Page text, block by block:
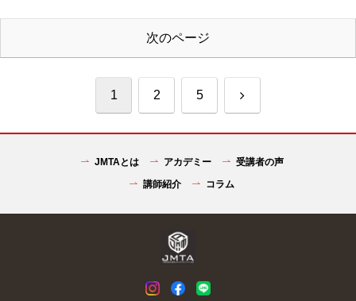
次のページ
1 2 5 次
JMTAとは アカデミー
受講者の声
講師紹介
コラム